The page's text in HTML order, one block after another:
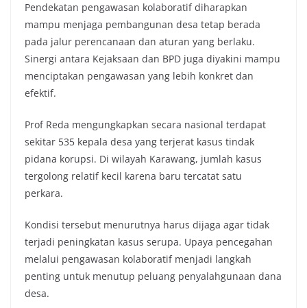
Pendekatan pengawasan kolaboratif diharapkan
mampu menjaga pembangunan desa tetap berada
pada jalur perencanaan dan aturan yang berlaku.
Sinergi antara Kejaksaan dan BPD juga diyakini mampu
menciptakan pengawasan yang lebih konkret dan
efektif.
Prof Reda mengungkapkan secara nasional terdapat
sekitar 535 kepala desa yang terjerat kasus tindak
pidana korupsi. Di wilayah Karawang, jumlah kasus
tergolong relatif kecil karena baru tercatat satu
perkara.
Kondisi tersebut menurutnya harus dijaga agar tidak
terjadi peningkatan kasus serupa. Upaya pencegahan
melalui pengawasan kolaboratif menjadi langkah
penting untuk menutup peluang penyalahgunaan dana
desa.